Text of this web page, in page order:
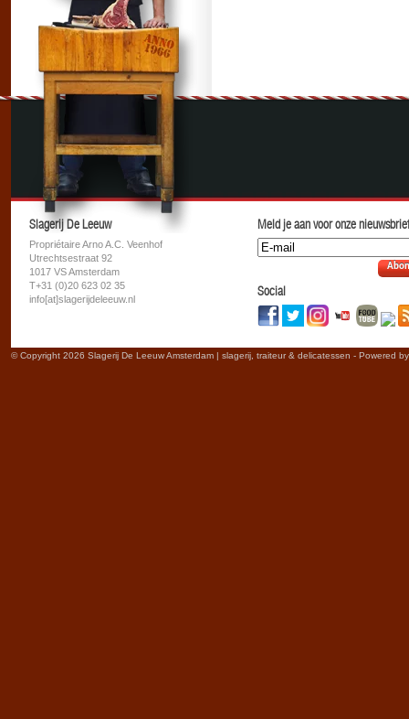
Slagerij De Leeuw
Propriétaire Arno A.C. Veenhof
Utrechtsestraat 92
1017 VS Amsterdam
T+31 (0)20 623 02 35
info[at]slagerijdeleeuw.nl
Meld je aan voor onze
Social
© Copyright 2026 Slagerij De Leeuw Amsterdam | slagerij, traiteur & delicatessen - Powered